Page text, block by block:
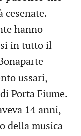
cesenate.
hanno
in tutto il
ussari,
Porta Fiume.
14 anni,
della musica